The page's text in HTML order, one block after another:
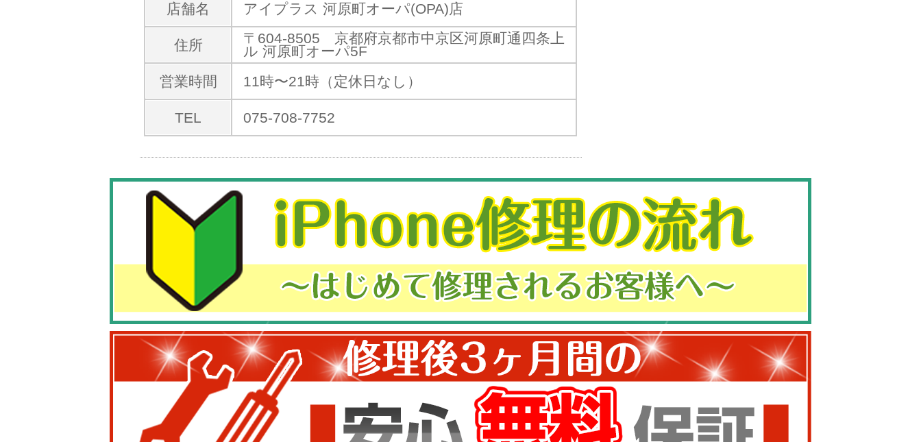
店舗名 アイプラス 河原町オーパ(OPA)店
住所
〒604-8505 京都府京都市中京区河原町通四条上
ル 河原町オーパ5F
営業時間
11時〜21時（定休日なし）
TEL 075-708-7752